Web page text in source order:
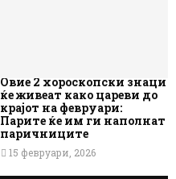
Овие 2 хороскопски знаци
ќе живеат како цареви до
крајот на февруари:
Парите ќе им ги наполнат
паричниците
15 февруари, 2026